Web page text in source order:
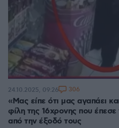
«Μας είπε ότι μας αγαπάει
φίλη της 16χρονης που
από την έξοδό τους
24.10.2025, 09:26 306